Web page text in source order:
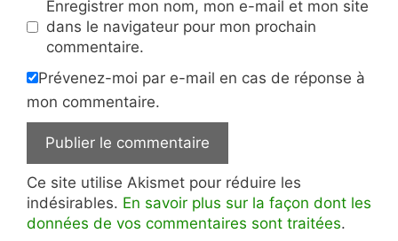
Enregistrer mon nom, mon e-mail et mon site
dans le navigateur pour mon prochain
commentaire.
Prévenez-moi par e-mail en cas de réponse à
mon commentaire.
Ce site utilise Akismet pour réduire les
indésirables. En savoir plus sur la façon dont les
données de vos commentaires sont traitées.